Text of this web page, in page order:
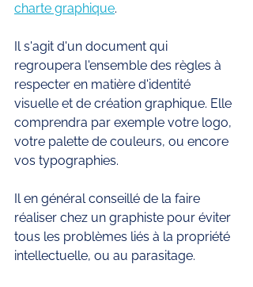
charte graphique.
Il s'agit d'un document qui
regroupera l'ensemble des règles à
respecter en matière d'identité
visuelle et de création graphique. Elle
comprendra par exemple votre logo,
votre palette de couleurs, ou encore
vos typographies.
Il en général conseillé de la faire
réaliser chez un graphiste pour éviter
tous les problèmes liés à la propriété
intellectuelle, ou au parasitage.